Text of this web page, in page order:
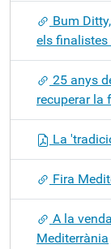
Bum
els finalistes
25 anys
recuperar la
La
Fira
A la
Mediterrània